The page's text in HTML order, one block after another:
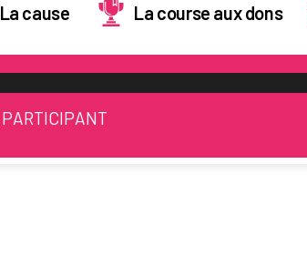
PARTICIPANT
La cause La course aux dons